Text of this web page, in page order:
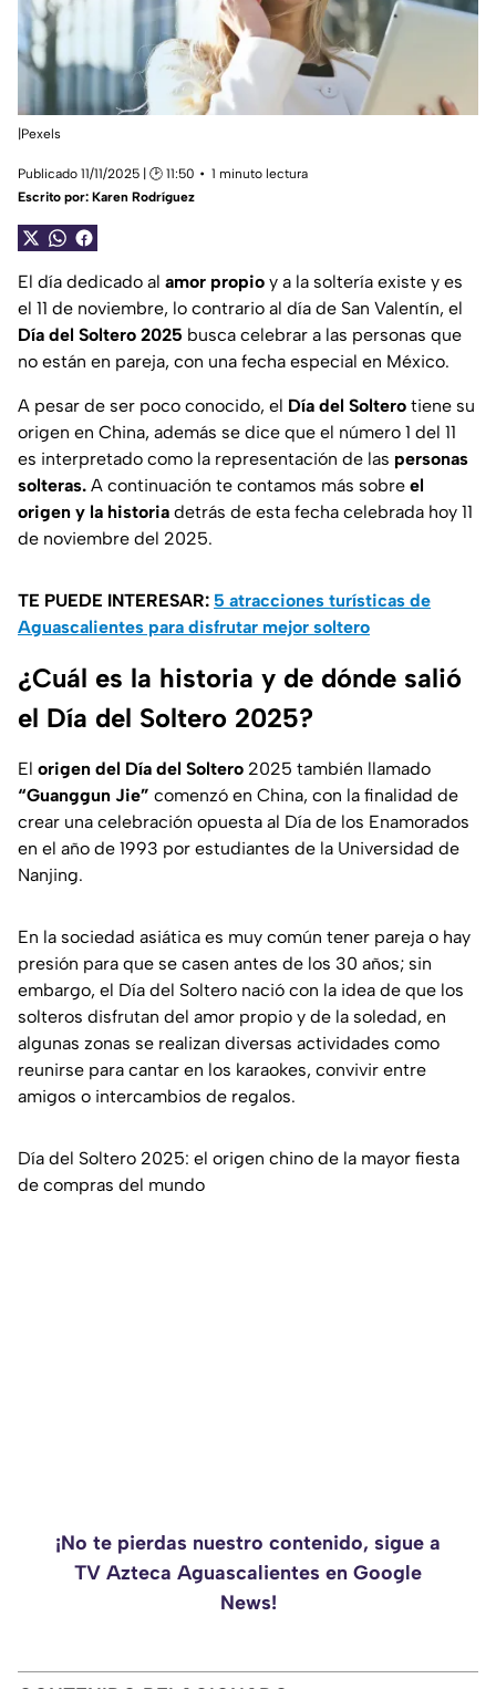
|Pexels
Publicado 11/11/2025 | 🕑 11:50
1 minuto lectura
Escrito por: Karen Rodríguez
El día dedicado al amor propio y a la soltería existe y es
el 11 de noviembre, lo contrario al día de San Valentín, el
Día del Soltero 2025 busca celebrar a las personas que
no están en pareja, con una fecha especial en México.
A pesar de ser poco conocido, el Día del Soltero tiene su
origen en China, además se dice que el número 1 del 11
es interpretado como la representación de las personas
solteras. A continuación te contamos más sobre el
origen y la historia detrás de esta fecha celebrada hoy 11
de noviembre del 2025.
TE PUEDE INTERESAR: 5 atracciones turísticas de
Aguascalientes para disfrutar mejor soltero
¿Cuál es la historia y de dónde salió
el Día del Soltero 2025?
El origen del Día del Soltero 2025 también llamado
“Guanggun Jie” comenzó en China, con la finalidad de
crear una celebración opuesta al Día de los Enamorados
en el año de 1993 por estudiantes de la Universidad de
Nanjing.
En la sociedad asiática es muy común tener pareja o hay
presión para que se casen antes de los 30 años; sin
embargo, el Día del Soltero nació con la idea de que los
solteros disfrutan del amor propio y de la soledad, en
algunas zonas se realizan diversas actividades como
reunirse para cantar en los karaokes, convivir entre
amigos o intercambios de regalos.
Día del Soltero 2025: el origen chino de la mayor fiesta
de compras del mundo
¡No te pierdas nuestro contenido, sigue a
TV Azteca Aguascalientes en Google
News!